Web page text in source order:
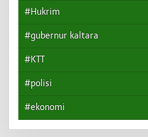
#Hukrim
#gubernur kaltara
#KTT
#polisi
#ekonomi